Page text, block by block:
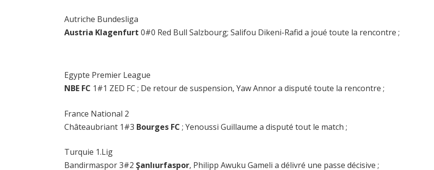
Autriche Bundesliga
Austria Klagenfurt 0#0 Red Bull Salzbourg; Salifou Dikeni-Rafid a joué toute la rencontre ;
Egypte Premier League
NBE FC 1#1 ZED FC ; De retour de suspension, Yaw Annor a disputé toute la rencontre ;
France National 2
Châteaubriant 1#3 Bourges FC ; Yenoussi Guillaume a disputé tout le match ;
Turquie 1.Lig
Bandirmaspor 3#2Şanlıurfaspor, Philipp Awuku Gameli a délivré une passe décisive ;